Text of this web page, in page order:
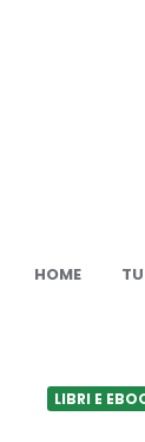
HOME
LIBRI E